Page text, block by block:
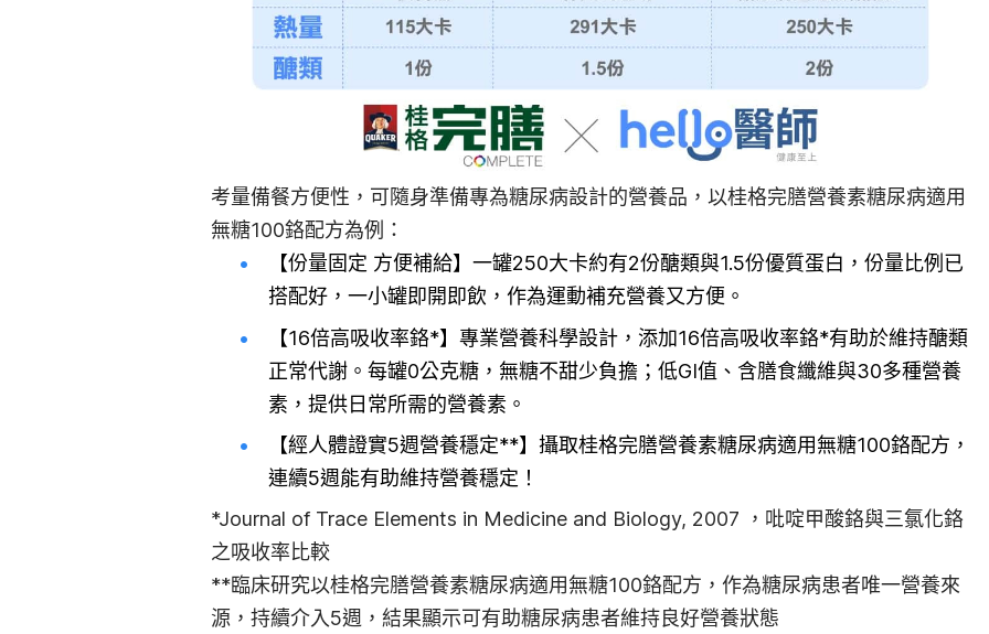
考量備餐方便性，可隨身準備專為糖尿病設計的營養品，以桂格完膳營養素糖尿病適用
無糖100鉻配方為例：
【份量固定 方便補給】一罐250大卡約有2份醣類與1.5份優質蛋白，份量比例已
搭配好，一小罐即開即飲，作為運動補充營養又方便。
【16倍高吸收率鉻*】專業營養科學設計，添加16倍高吸收率鉻*有助於維持醣類
正常代謝。每罐0公克糖，無糖不甜少負擔；低GI值、含膳食纖維與30多種營養
素，提供日常所需的營養素。
【經人體證實5週營養穩定**】攝取桂格完膳營養素糖尿病適用無糖100鉻配方，
連續5週能有助維持營養穩定！
*Journal of Trace Elements in Medicine and Biology, 2007 ，吡啶甲酸鉻與三氯化鉻
之吸收率比較
**臨床研究以桂格完膳營養素糖尿病適用無糖100鉻配方，作為糖尿病患者唯一營養來
源，持續介入5週，結果顯示可有助糖尿病患者維持良好營養狀態